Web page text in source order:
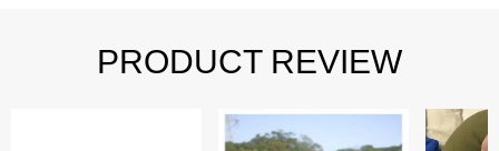
PRODUCT REVIEW